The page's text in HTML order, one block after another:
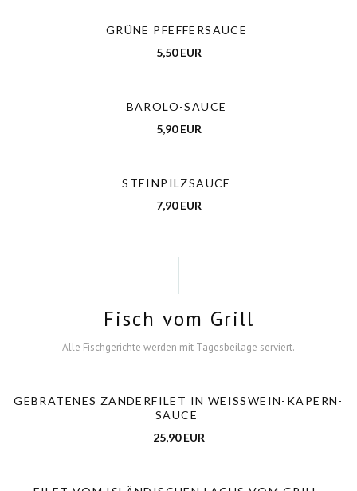
GRÜNE PFEFFERSAUCE
5,50 EUR
BAROLO-SAUCE
5,90 EUR
STEINPILZSAUCE
7,90 EUR
Fisch vom Grill
Alle Fischgerichte werden mit Tagesbeilage serviert.
GEBRATENES ZANDERFILET IN WEISSWEIN-KAPERN-S
AUCE
25,90 EUR